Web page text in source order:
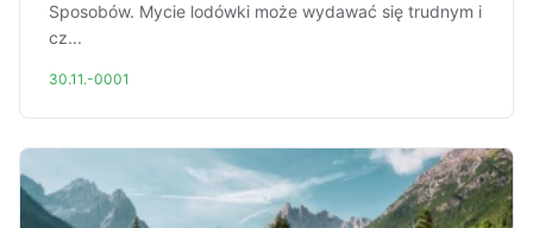
Sposobów. Mycie lodówki może wydawać się trudnym i
cz...
30.11.-0001